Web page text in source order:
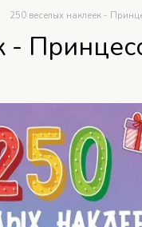
250 веселых наклеек -
-